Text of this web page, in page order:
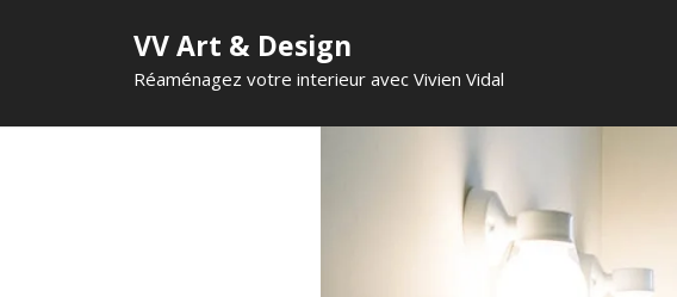
VV Art & Design
Réaménagez votre interieur avec Vivien Vidal